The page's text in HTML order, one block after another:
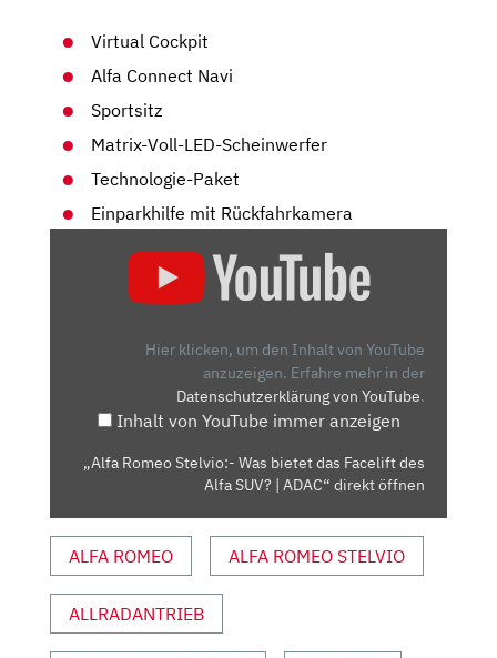
Virtual Cockpit
Alfa Connect Navi
Sportsitz
Matrix-Voll-LED-Scheinwerfer
Technologie-Paket
Einparkhilfe mit Rückfahrkamera
STELVIO:-
ADAC“
VON
ANZEIGEN
Hier klicken, um den Inhalt von YouTube
anzuzeigen. Erfahre mehr in der
Datenschutzerklärung von YouTube.
Inhalt von YouTube immer anzeigen
„Alfa Romeo Stelvio:- Was bietet das Facelift des
Alfa SUV? | ADAC“ direkt öffnen
ALFA ROMEO ALFA ROMEO STELVIO
ALLRADANTRIEB